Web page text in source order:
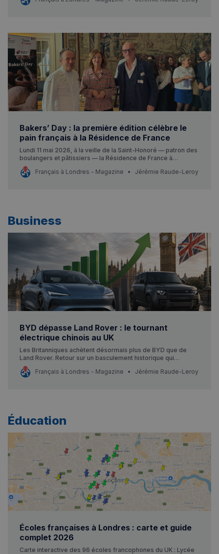
Bakers’ Day : la première édition célèbre le
pain français à la Résidence de France
Lundi 11 mai 2026, à la veille de la Saint-Honoré — patron des
boulangers et pâtissiers — la Résidence de France à
Kensington Palace Gardens a accueilli la toute première
édition du Bakers’ Day.
Français à Londres - Magazine Jérémie Raude-Leroy
Business
BYD dépasse Land Rover : le tournant
électrique chinois au UK
Les Britanniques achètent désormais plus de BYD que de
Land Rover. Retour sur un basculement historique qui
redessine le marché auto au Royaume-Uni post-Brexit.
Français à Londres - Magazine
Jérémie Raude-Leroy
Éducation
Écoles françaises à Londres : carte et guide
complet 2026
Carte interactive des 96 écoles francophones du UK : Lycée